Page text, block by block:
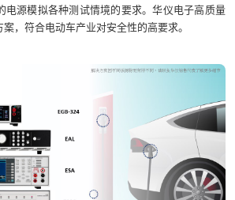
电源模拟各种测试情境的要求。华仪电子高质量
，符合电动车产业对安全性的高要求。